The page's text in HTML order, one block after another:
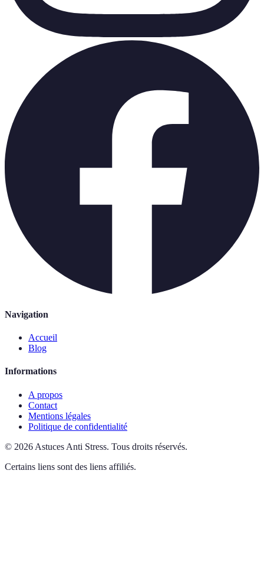
Navigation
Accueil
Blog
Informations
A propos
Contact
Mentions légales
Politique de confidentialité
© 2026 Astuces Anti Stress. Tous droits réservés.
Certains liens sont des liens affiliés.